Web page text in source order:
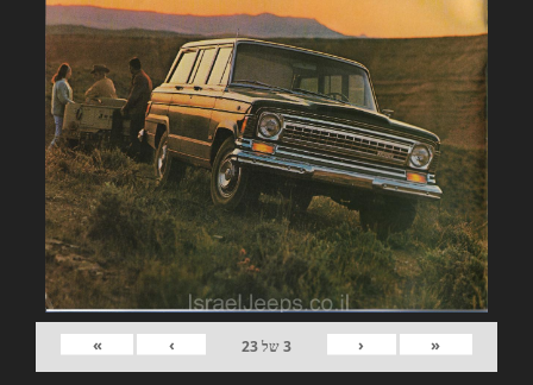
«
‹
3של23
›
»